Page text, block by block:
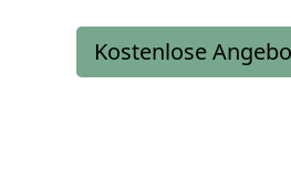
Kostenlose